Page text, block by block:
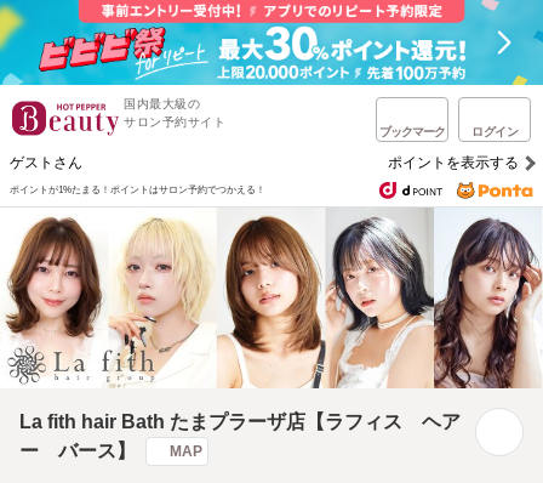
国内最大級の
サロン予約サイト
ブックマーク ログイン
ゲストさん ポイントを表示する
ポイントが1%たまる！ ポイントはサロン予約でつかえる！
La fith hair Bath たまプラーザ店【ラフィス ヘア
ー バース】
MAP